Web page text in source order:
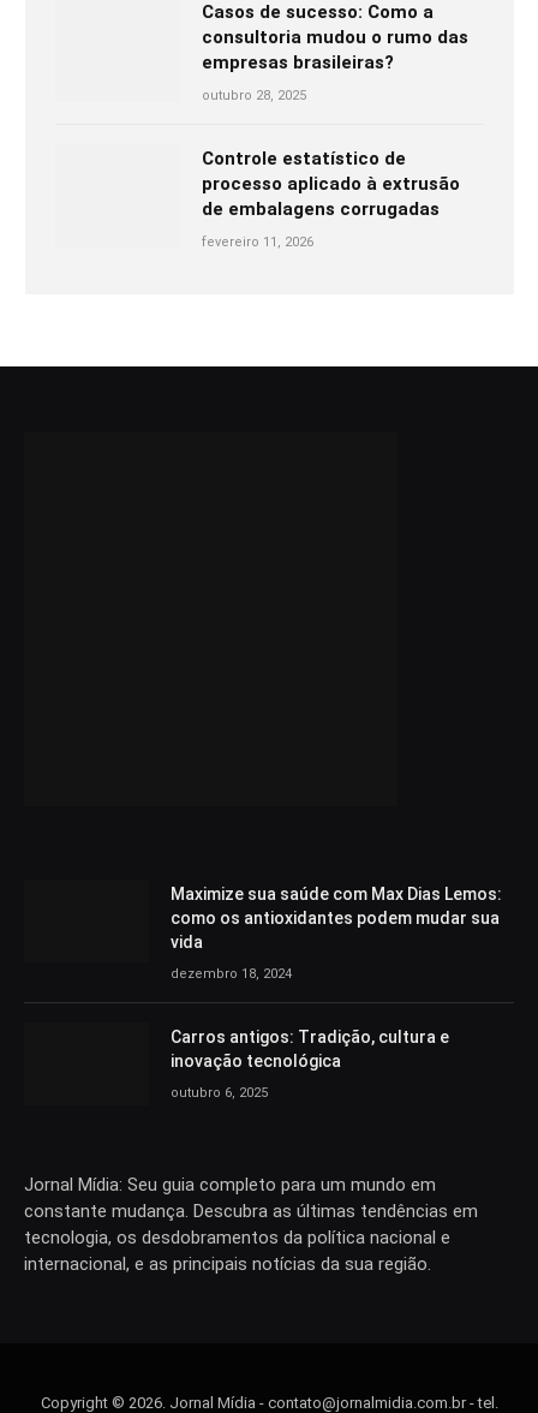
Casos de sucesso: Como a
consultoria mudou o rumo das
empresas brasileiras?
outubro 28, 2025
Controle estatístico de
processo aplicado à extrusão
de embalagens corrugadas
fevereiro 11, 2026
Maximize sua saúde com Max Dias Lemos:
como os antioxidantes podem mudar sua
vida
dezembro 18, 2024
Carros antigos: Tradição, cultura e
inovação tecnológica
outubro 6, 2025
Jornal Mídia: Seu guia completo para um mundo em
constante mudança. Descubra as últimas tendências em
tecnologia, os desdobramentos da política nacional e
internacional, e as principais notícias da sua região.
Copyright © 2026. Jornal Mídia - contato@jornalmidia.com.br- tel.